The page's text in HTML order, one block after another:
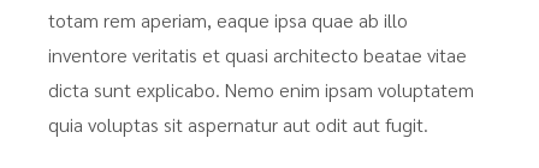
totam rem aperiam, eaque ipsa quae ab illo
inventore veritatis et quasi architecto beatae vitae
dicta sunt explicabo. Nemo enim ipsam voluptatem
quia voluptas sit aspernatur aut odit aut fugit.